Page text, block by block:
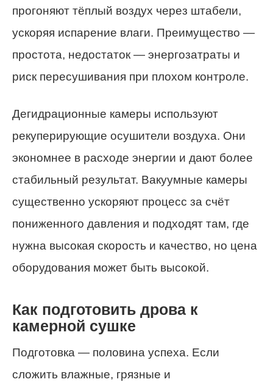
прогоняют тёплый воздух через штабели,
ускоряя испарение влаги. Преимущество —
простота, недостаток — энергозатраты и
риск пересушивания при плохом контроле.
Дегидрационные камеры используют
рекуперирующие осушители воздуха. Они
экономнее в расходе энергии и дают более
стабильный результат. Вакуумные камеры
существенно ускоряют процесс за счёт
пониженного давления и подходят там, где
нужна высокая скорость и качество, но цена
оборудования может быть высокой.
Как подготовить дрова к
камерной сушке
Подготовка — половина успеха. Если
сложить влажные, грязные и